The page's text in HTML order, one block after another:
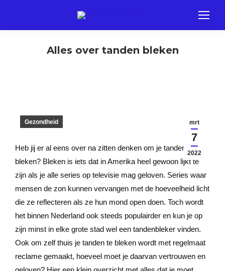
Alles over tanden bleken
mrt
7
2022
Gezondheid
Heb jij er al eens over na zitten denken om je tanden te
bleken? Bleken is iets dat in Amerika heel gewoon lijkt te
zijn als je alle series op televisie mag geloven. Series waar
mensen de zon kunnen vervangen met de hoeveelheid licht
die ze reflecteren als ze hun mond open doen. Toch wordt
het binnen Nederland ook steeds populairder en kun je op
zijn minst in elke grote stad wel een tandenbleker vinden.
Ook om zelf thuis je tanden te bleken wordt met regelmaat
reclame gemaakt, hoeveel moet je daarvan vertrouwen en